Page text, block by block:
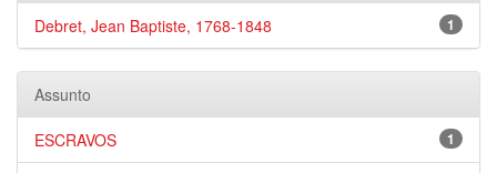
1
Debret, Jean Baptiste, 1768-1848
Assunto
1
ESCRAVOS